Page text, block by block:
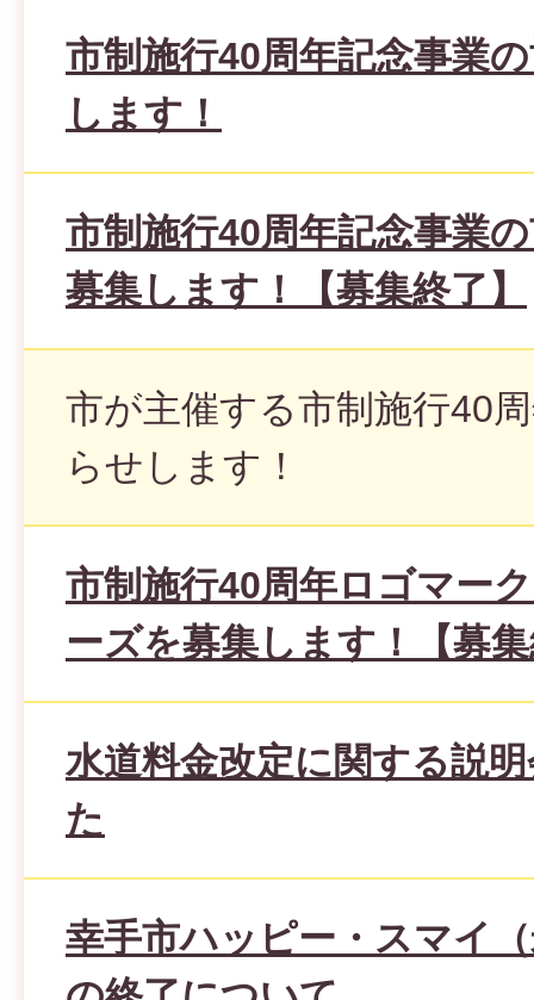
市制施行40周年記念事業
します！
市制施行40周年記念事業
募集します！【募集終了】
市が主催する市制施行40
らせします！
市制施行40周年ロゴマー
ーズを募集します！【募
水道料金改定に関する説
た
幸手市ハッピー・スマイ